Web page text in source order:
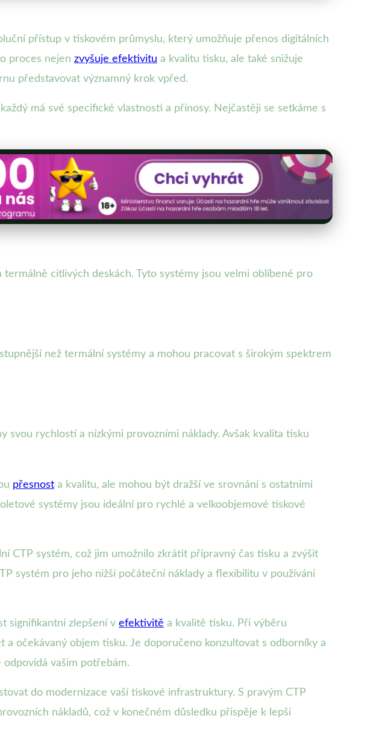
přístup v tiskovém průmyslu, který umožňuje přenos digitálních
proces nejen zvyšuje efektivitu a kvalitu tisku, ale také snižuje
představovat významný krok vpřed.
má své specifické vlastnosti a přínosy. Nejčastěji se setkáme s
citlivých deskách. Tyto systémy jsou velmi oblíbené pro
než termální systémy a mohou pracovat s širokým spektrem
svou rychlostí a nízkými provozními náklady. Avšak kvalita tisku
přesnost a kvalitu, ale mohou být dražší ve srovnání s ostatními
systémy jsou ideální pro rychlé a velkoobjemové tiskové
CTP systém, což jim umožnilo zkrátit přípravný čas tisku a zvýšit
systém pro jeho nižší počáteční náklady a flexibilitu v používání
signifikantní zlepšení v efektivitě a kvalitě tisku. Při výběru
očekávaný objem tisku. Je doporučeno konzultovat s odborníky a
vašim potřebám.
do modernizace vaší tiskové infrastruktury. S pravým CTP
nákladů, což v konečném důsledku přispěje k lepší